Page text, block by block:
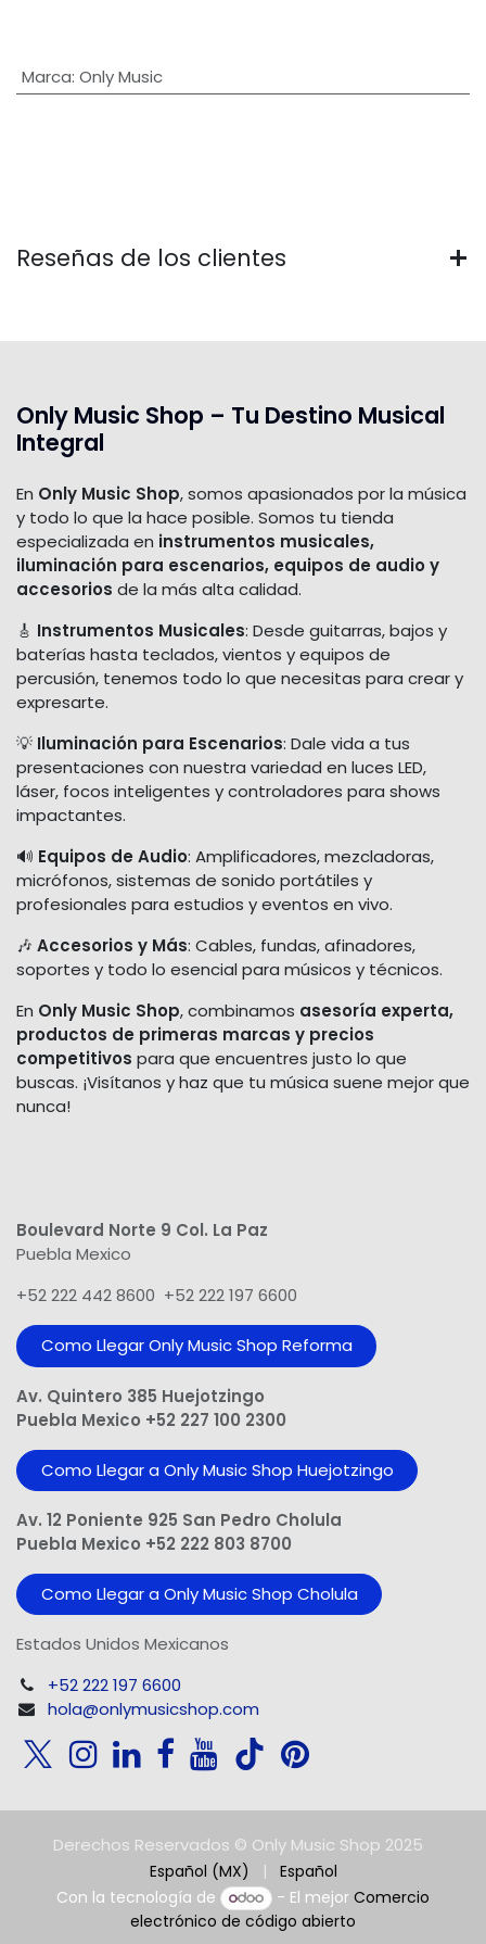
Marca: Only Music
Reseñas de los clientes
Only Music Shop – Tu Destino Musical
Integral
En Only Music Shop, somos apasionados por la música
y todo lo que la hace posible. Somos tu tienda
especializada en instrumentos musicales,
iluminación para escenarios, equipos de audio y
accesorios de la más alta calidad.
🎸 Instrumentos Musicales: Desde guitarras, bajos y
baterías hasta teclados, vientos y equipos de
percusión, tenemos todo lo que necesitas para crear y
expresarte.
💡 Iluminación para Escenarios: Dale vida a tus
presentaciones con nuestra variedad en luces LED,
láser, focos inteligentes y controladores para shows
impactantes.
🔊 Equipos de Audio: Amplificadores, mezcladoras,
micrófonos, sistemas de sonido portátiles y
profesionales para estudios y eventos en vivo.
🎶 Accesorios y Más: Cables, fundas, afinadores,
soportes y todo lo esencial para músicos y técnicos.
En Only Music Shop, combinamos asesoría experta,
productos de primeras marcas y precios
competitivos para que encuentres justo lo que
buscas. ¡Visítanos y haz que tu música suene mejor que
nunca!
Boulevard Norte 9 Col. La Paz
Puebla Mexico
+52 222 442 8600 +52 222 197 6600
Como Llegar Only Music Shop​ Reforma
Av. Quintero 385 Huejotzingo
Puebla Mexico +52 227 100 2300
Como Llegar a Only Music Shop Huejotzingo
Av. 12 Poniente 925 San Pedro Cholula
Puebla Mexico +52 222 803 8700
Como Llegar a Only Music Shop Cholula
Estados Unidos Mexicanos
+52 222 197 6600
hola@onlymusicshop.com
Derechos Reservados © Only Music Shop 2025
Español (MX) |
Español
Con la tecnología de
- El mejorComercio
electrónico de código abierto